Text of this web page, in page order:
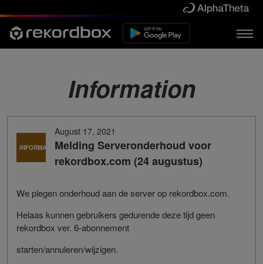
Information
INFORMATIE
August 17, 2021
Melding Serveronderhoud voor
rekordbox.com (24 augustus)
We plegen onderhoud aan de server op rekordbox.com.
Helaas kunnen gebruikers gedurende deze tijd geen
rekordbox ver. 6-abonnement
starten/annuleren/wijzigen.